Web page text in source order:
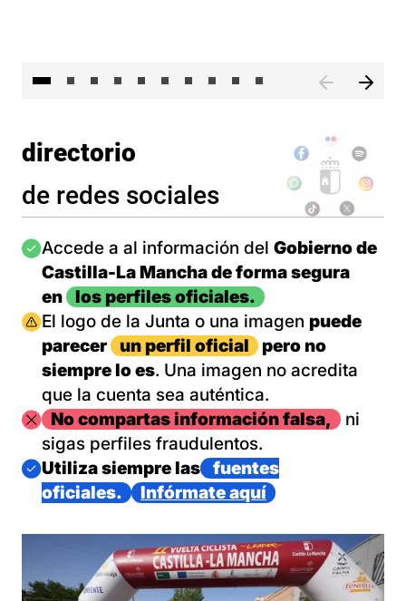
directorio
de redes sociales
Imagen
Accede a al información del Gobierno de
Castilla-La Mancha de forma segura
en
los perfiles oficiales.
Imagen
El logo de la Junta o una imagen puede
parecer
un perfil oficial
pero no
siempre lo es. Una imagen no acredita
que la cuenta sea auténtica.
ImagenNo compartas información falsa,
ni
sigas perfiles fraudulentos.
Imagen
Utiliza siempre las
fuentes
oficiales.
Infórmate aquí